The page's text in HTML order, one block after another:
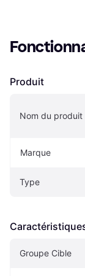
Produit
Nom du produit
Marque
Type
Groupe Cible